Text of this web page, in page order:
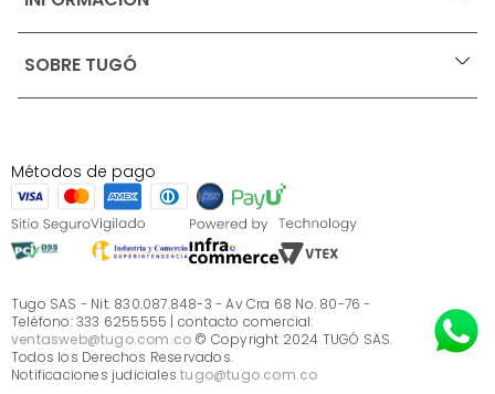
Ofertas vigentes
Términos, condiciones y restricciones para productos
S.A.S
Términos, condiciones y restricciones Tugó S.A.S
Instructivo cuidado de muebles
Sé parte de Tugó
¿Quiénes somos?
Servicio al cliente
SOBRE TUGÓ +
¿Quieres vender en Tugó?
Métodos de pago
Tugo SAS - Nit. 830.087.848-3 - Av Cra 68 No. 80-76 -
Teléfono: 333 6255555 | contacto comercial:
ventasweb@tugo.com.co © Copyright 2024 TUGÓ SAS.
Todos los Derechos Reservados.
Notificaciones judicialestugo@tugo.com.co